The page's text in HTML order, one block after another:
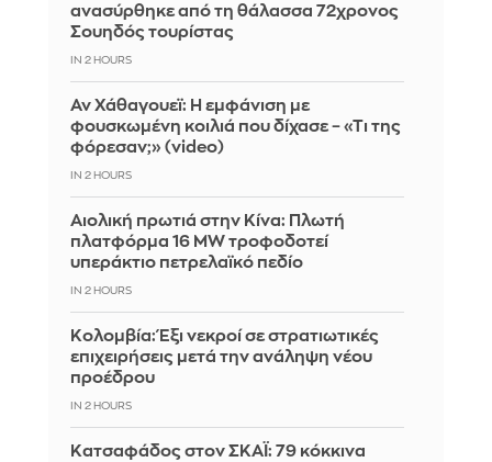
ανασύρθηκε από τη θάλασσα 72χρονος
Σουηδός τουρίστας
IN 2 HOURS
Αν Χάθαγουεϊ: Η εμφάνιση με
φουσκωμένη κοιλιά που δίχασε – «Τι της
φόρεσαν;» (video)
IN 2 HOURS
Αιολική πρωτιά στην Κίνα: Πλωτή
πλατφόρμα 16 MW τροφοδοτεί
υπεράκτιο πετρελαϊκό πεδίο
IN 2 HOURS
Κολομβία: Έξι νεκροί σε στρατιωτικές
επιχειρήσεις μετά την ανάληψη νέου
προέδρου
IN 2 HOURS
Kατσαφάδος στον ΣΚΑΪ: 79 κόκκινα